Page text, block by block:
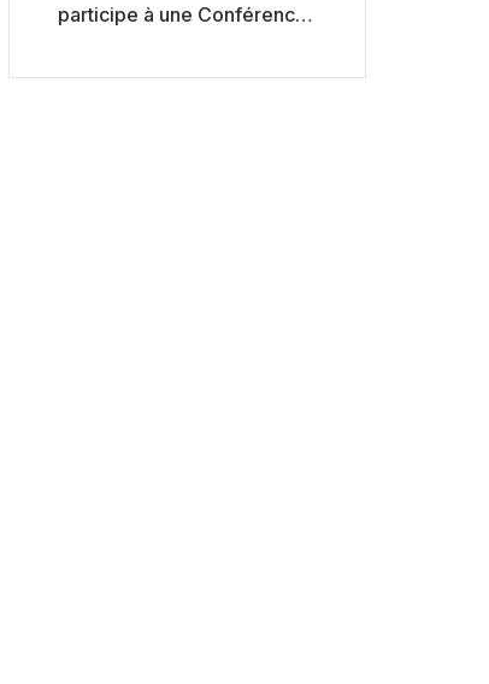
participe à une Conférence
capitaux américains,